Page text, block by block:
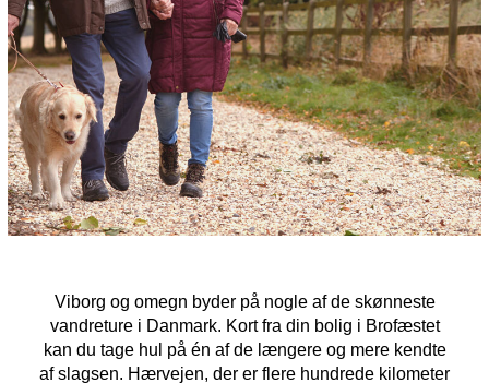
Viborg og omegn byder på nogle af de skønneste
vandreture i Danmark. Kort fra din bolig i Brofæstet
kan du tage hul på én af de længere og mere kendte
af slagsen. Hærvejen, der er flere hundrede kilometer